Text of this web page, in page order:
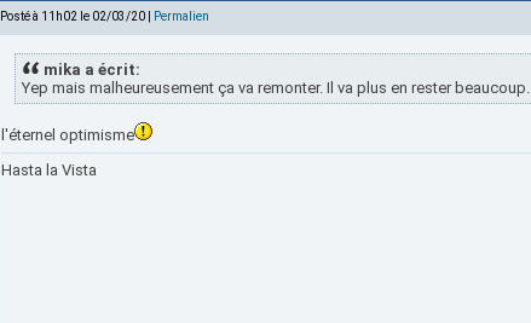
Posté à 11h02 le 02/03/20 | Permalien
mika a écrit:
Yep mais malheureusement ça va remonter. Il va plus en rester beaucoup.
l'éternel optimisme
Hasta la Vista